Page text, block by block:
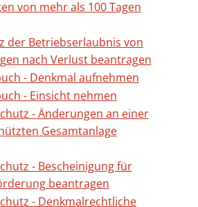
von mehr als 100 Tagen
der Betriebserlaubnis von
nach Verlust beantragen
- Denkmal aufnehmen
- Einsicht nehmen
- Änderungen an einer
Gesamtanlage
- Bescheinigung für
beantragen
- Denkmalrechtliche